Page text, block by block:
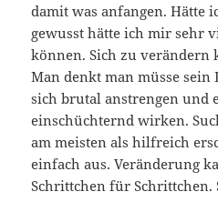
damit was anfangen. Hätte
gewusst hätte ich mir sehr
können. Sich zu verändern
Man denkt man müsse
sich brutal anstrengen und
einschüchternd wirken.
am meisten als hilfreich
einfach aus. Veränderung
Schrittchen für Schrittchen.